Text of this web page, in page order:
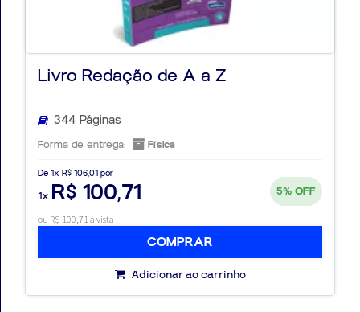
Atenção ao conteúdo on-line
docódigo de resgate, que amplia seus estudos e
fortalece sua preparação.
Aproveite ao máximo seu material.
nessa conquista!
Livro Redação de A a Z
344 Páginas
Forma de entrega: Física
De 1x R$ 106,01 por
1x R$ 100,71 5% OFF
ou R$ 100,71 à vista
COMPRAR
Adicionar ao carrinho